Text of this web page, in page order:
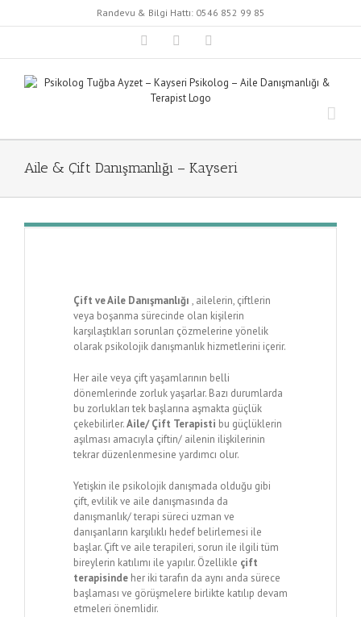
Randevu & Bilgi Hattı: 0546 852 99 85
InstagramFacebook
Aile & Çift Danışmanlığı – Kayseri
Çift ve Aile Danışmanlığı , ailelerin, çiftlerin
veya boşanma sürecinde olan kişilerin
karşılaştıkları sorunları çözmelerine yönelik
olarak psikolojik danışmanlık hizmetlerini içerir.
Her aile veya çift yaşamlarının belli
dönemlerinde zorluk yaşarlar. Bazı durumlarda
bu zorlukları tek başlarına aşmakta güçlük
çekebilirler.Aile/ Çift Terapisti bu güçlüklerin
aşılması amacıyla çiftin/ ailenin ilişkilerinin
tekrar düzenlenmesine yardımcı olur.
Yetişkin ile psikolojik danışmada olduğu gibi
çift, evlilik ve aile danışmasında da
danışmanlık/ terapi süreci uzman ve
danışanların karşılıklı hedef belirlemesi ile
başlar. Çift ve aile terapileri, sorun ile ilgili tüm
bireylerin katılımı ile yapılır. Özellikle çift
terapisinde her iki tarafın da aynı anda sürece
başlaması ve görüşmelere birlikte katılıp devam
etmeleri önemlidir.